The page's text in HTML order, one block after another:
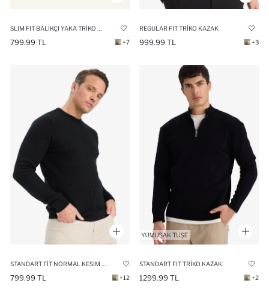
799.99 TL +7
REGULAR FIT TRIKO KAZAK
999.99 TL +3
799.99 TL +12
STANDART FIT TRIKO KAZAK
1299.99 TL +2